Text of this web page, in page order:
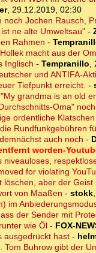
, 29.12.2019, 02:30
noch Jochen Rausch,
ne alte Umweltsau"-
Rahmen -
macht aus der
Inglisch - Tempranillo
und ANTIFA-
Tiefpunkt erreicht. -
grandma is an old
Oma" noch
ordentliche
Rundfunkgebühren
auch noch -
worden-
niveauloses,
for violating
löschen, aber der
von Maaßen - stokk,
im
der Sender mit
wie Öl- FOX-
ausgedrückt hast-
Tom Buhrow gibt der